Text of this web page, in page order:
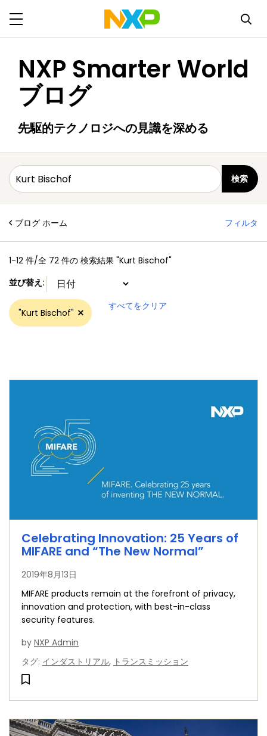
NXP Smarter World
ブログ
先駆的テクノロジへの見識を深める
ブログ ホーム フィルタ
1-12 件/全 72 件の 検索結果 "Kurt Bischof"
並び替え:
"Kurt Bischof"
すべてをクリア
Celebrating Innovation: 25 Years of
MIFARE and “The New Normal”
2019年8月13日
MIFARE products remain at the forefront of privacy,
innovation and protection, with best-in-class
security features.
by NXP Admin
タグ: インダストリアル, トランスミッション